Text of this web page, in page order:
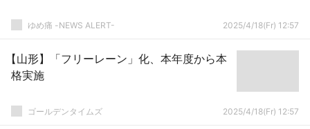
ゆめ痛 -NEWS ALERT- 2025/4/18(Fr) 12:57
【山形】「フリーレーン」化、本年度から本
格実施
ゴールデンタイムズ 2025/4/18(Fr) 12:57